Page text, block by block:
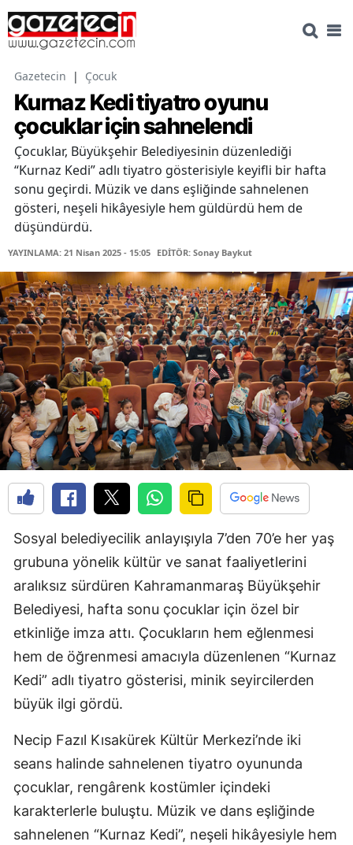
Gazetecin | Çocuk
Kurnaz Kedi tiyatro oyunu
çocuklar için sahnelendi
Çocuklar, Büyükşehir Belediyesinin düzenlediği
“Kurnaz Kedi” adlı tiyatro gösterisiyle keyifli bir hafta
sonu geçirdi. Müzik ve dans eşliğinde sahnelenen
gösteri, neşeli hikâyesiyle hem güldürdü hem de
düşündürdü.
YAYINLAMA: 21 Nisan 2025 - 15:05 EDİTÖR: Sonay Baykut
Sosyal belediyecilik anlayışıyla 7’den 70’e her yaş
grubuna yönelik kültür ve sanat faaliyetlerini
aralıksız sürdüren Kahramanmaraş Büyükşehir
Belediyesi, hafta sonu çocuklar için özel bir
etkinliğe imza attı. Çocukların hem eğlenmesi
hem de öğrenmesi amacıyla düzenlenen “Kurnaz
Kedi” adlı tiyatro gösterisi, minik seyircilerden
büyük ilgi gördü.
Necip Fazıl Kısakürek Kültür Merkezi’nde iki
seans halinde sahnelenen tiyatro oyununda
çocuklar, rengârenk kostümler içindeki
karakterlerle buluştu. Müzik ve dans eşliğinde
sahnelenen “Kurnaz Kedi”, neşeli hikâyesiyle hem